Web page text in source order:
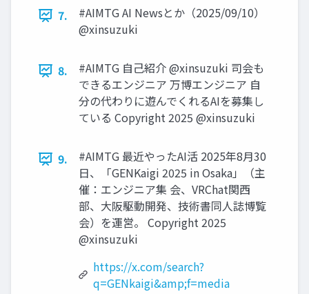
7.
#AIMTG AI Newsとか（2025/09/10）
@xinsuzuki
8.
#AIMTG 自己紹介 @xinsuzuki 司会も
できるエンジニア 万博エンジニア 自
分の代わりに遊んでくれるAIを募集し
ている Copyright 2025 @xinsuzuki
9.
#AIMTG 最近やったAI活 2025年8月30
日、「GENKaigi 2025 in Osaka」（主
催：エンジニア集 会、VRChat関西
部、大阪駆動開発、技術書同人誌博覧
会）を運営。 Copyright 2025
@xinsuzuki
https://x.com/search?
q=GENkaigi&amp;f=media